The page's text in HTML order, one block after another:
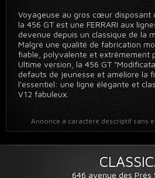
Voyageuse au gros cœur disposant
la 456 GT est une FERRARI aux
devenue depuis un classique de la
Malgré une qualité de fabrication
fiable, polyvalente et extrêmement
Ultime version, la 456 GT
defauts de jeunesse et améliore la
l'essentiel: une ligne élégante et
V12 fabuleux.
Annonce à caractère descriptif sans
646 avenue des Prés